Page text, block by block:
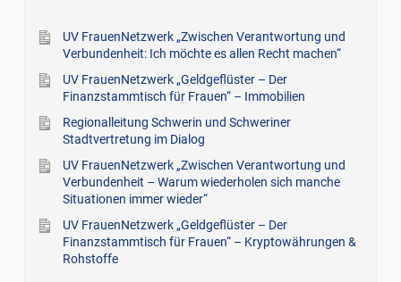
UV FrauenNetzwerk „Zwischen Verantwortung und
Verbundenheit: Ich möchte es allen Recht machen“
UV FrauenNetzwerk „Geldgeflüster – Der
Finanzstammtisch für Frauen“ – Immobilien
Regionalleitung Schwerin und Schweriner
Stadtvertretung im Dialog
UV FrauenNetzwerk „Zwischen Verantwortung und
Verbundenheit – Warum wiederholen sich manche
Situationen immer wieder“
UV FrauenNetzwerk „Geldgeflüster – Der
Finanzstammtisch für Frauen“ – Kryptowährungen &
Rohstoffe